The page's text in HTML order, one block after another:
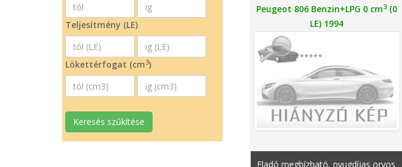
Teljesítmény (LE)
Lökettérfogat (cm3)
Keresés szűkítése
Peugeot 806 Benzin+LPG 0 cm3 (0
LE) 1994
Eladó megbízható, nyugdíjas orvos